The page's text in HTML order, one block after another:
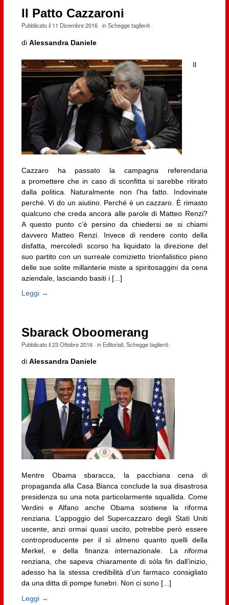
Il Patto Cazzaroni
Pubblicato il 11 Dicembre 2016· inSchegge taglienti·
di Alessandra Daniele
Il
Cazzaro ha passato la campagna referendaria
a promettere che in caso di sconfitta si sarebbe ritirato
dalla politica. Naturalmente non l’ha fatto. Indovinate
perché. Vi do un aiutino. Perché è un cazzaro. È rimasto
qualcuno che creda ancora alle parole di Matteo Renzi?
A questo punto c’è persino da chiedersi se si chiami
davvero Matteo Renzi. Invece di rendere conto della
disfatta, mercoledì scorso ha liquidato la direzione del
suo partito con un surreale comizietto trionfalistico pieno
delle sue solite millanterie miste a spiritosaggini da cena
aziendale, lasciando basiti i [...]
Leggi →
Sbarack Oboomerang
Pubblicato il23 Ottobre 2016· in Editoriali, Schegge taglienti·
di Alessandra Daniele
Mentre Obama sbaracca, la pacchiana cena di
propaganda alla Casa Bianca conclude la sua disastrosa
presidenza su una nota particolarmente squallida. Come
Verdini e Alfano anche Obama sostiene la riforma
renziana. L’appoggio del Supercazzaro degli Stati Uniti
uscente, anzi ormai quasi uscito, potrebbe però essere
controproducente per il sì almeno quanto quelli della
Merkel, e della finanza internazionale. La riforma
renziana, che sapeva chiaramente di sóla fin dall’inizio,
adesso ha la stessa credibilità d’un farmaco consigliato
da una ditta di pompe funebri. Non ci sono [...]
Leggi →